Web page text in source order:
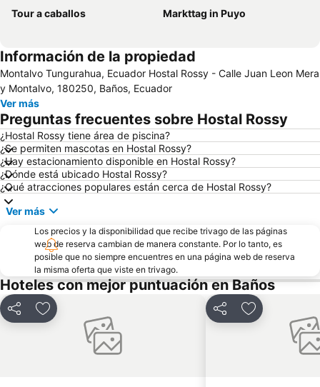
Tour a caballos
Markttag in Puyo
Información de la propiedad
Montalvo Tungurahua, Ecuador Hostal Rossy - Calle Juan Leon Mera
y Montalvo, 180250, Baños, Ecuador
Ver más
Preguntas frecuentes sobre Hostal Rossy
¿Hostal Rossy tiene área de piscina?
¿Se permiten mascotas en Hostal Rossy?
¿Hay estacionamiento disponible en Hostal Rossy?
¿Dónde está ubicado Hostal Rossy?
¿Qué atracciones populares están cerca de Hostal Rossy?
Ver más
Los precios y la disponibilidad que recibe trivago de las páginas
web de reserva cambian de manera constante. Por lo tanto, es
posible que no siempre encuentres en una página web de reserva
la misma oferta que viste en trivago.
Hoteles con mejor puntuación en Baños
CompartirAgregar a favoritos CompartirAgregar a